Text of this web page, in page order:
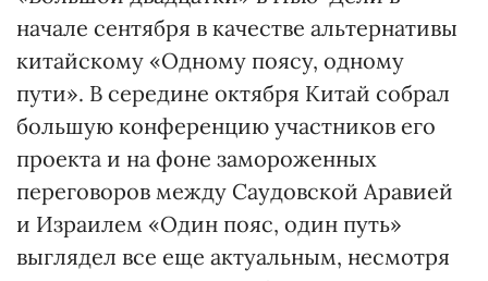
начале сентября в качестве альтернативы
китайскому «Одному поясу, одному
пути». В середине октября Китай собрал
большую конференцию участников его
проекта и на фоне замороженных
переговоров между Саудовской Аравией
и Израилем «Один пояс, один путь»
выглядел все еще актуальным, несмотря